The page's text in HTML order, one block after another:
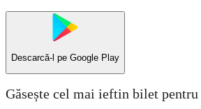
Descarcă-l pe Google Play
Găsește cel mai ieftin bilet